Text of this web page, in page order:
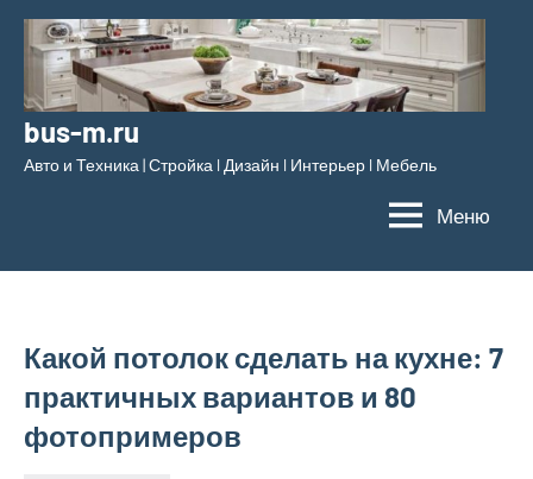
Перейти
содержимому
bus-m.ru
Авто и Техника | Стройка l Дизайн l Интерьер l Мебель
Меню
Какой потолок сделать на кухне: 7
практичных вариантов и 80
фотопримеров